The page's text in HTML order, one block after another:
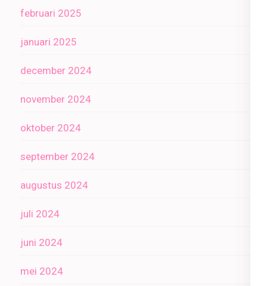
februari 2025
januari 2025
december 2024
november 2024
oktober 2024
september 2024
augustus 2024
juli 2024
juni 2024
mei 2024